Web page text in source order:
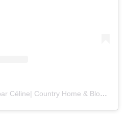
Une publication partagée par Céline| Country Home & Blooms (@countryhomeandblooms)